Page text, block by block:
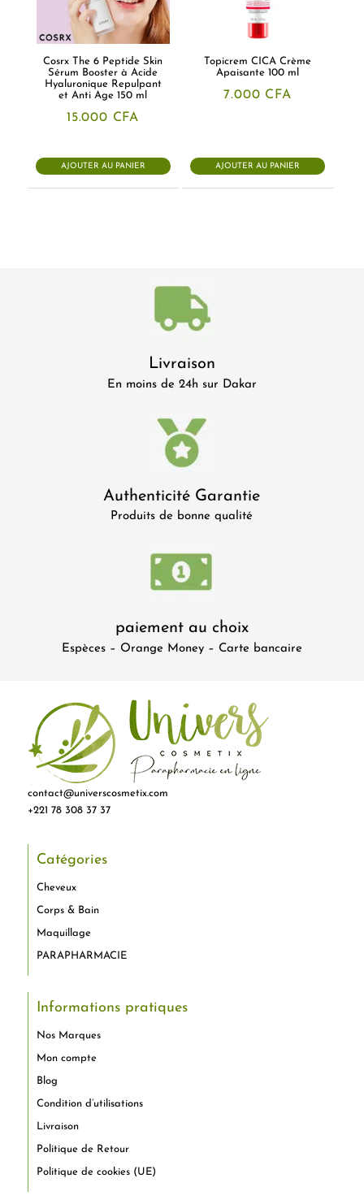
Cosrx The 6 Peptide Skin
Sérum Booster à Acide
Hyaluronique Repulpant
et Anti Age 150 ml
15.000 CFA
AJOUTER AU PANIER
Topicrem CICA Crème
Apaisante 100 ml
7.000 CFA
AJOUTER AU PANIER
Livraison
En moins de 24h sur Dakar
Authenticité Garantie
Produits de bonne qualité
paiement au choix
Espèces – Orange Money – Carte bancaire
contact@universcosmetix.com
+221 78 308 37 37
Catégories
Cheveux
Corps & Bain
Maquillage
PARAPHARMACIE
Informations pratiques
Nos Marques
Mon compte
Blog
Condition d’utilisations
Livraison
Politique de Retour
Politique de cookies (UE)